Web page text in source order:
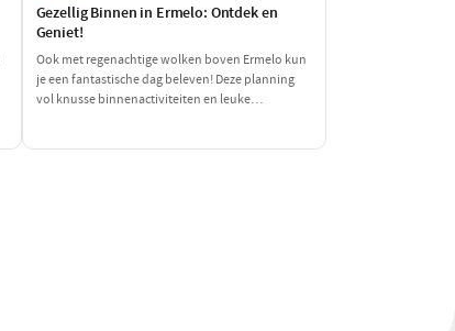
Gezellig Binnen in Ermelo: Ontdek en
Geniet!
Ook met regenachtige wolken boven Ermelo kun
je een fantastische dag beleven! Deze planning
vol knusse binnenactiviteiten en leuke